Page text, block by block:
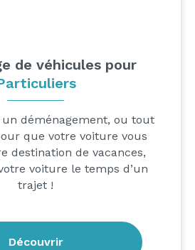
de véhicules pour
déménagement, ou tout
que votre voiture vous
destination de vacances,
voiture le temps d’un
trajet !
Découvrir